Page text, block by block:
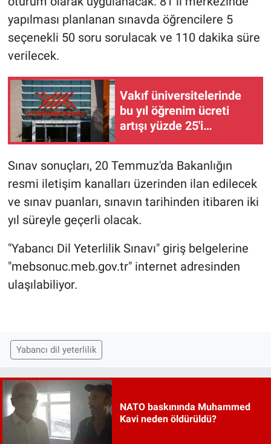
yapılması planlanan sınavda öğrencilere 5
seçenekli 50 soru sorulacak ve 110 dakika süre
verilecek.
Vakıf üniversitelerinde
bu yıl öğrenim ücreti
artışı yüzde 25'i
aşamayacak
Sınav sonuçları, 20 Temmuz'da Bakanlığın
resmi iletişim kanalları üzerinden ilan edilecek
ve sınav puanları, sınavın tarihinden itibaren iki
yıl süreyle geçerli olacak.
"Yabancı Dil Yeterlilik Sınavı" giriş belgelerine
"mebsonuc.meb.gov.tr" internet adresinden
ulaşılabiliyor.
Yabancı dil yeterlilik
NATO baskınında Muhammed
Kavi neden öldürüldü?